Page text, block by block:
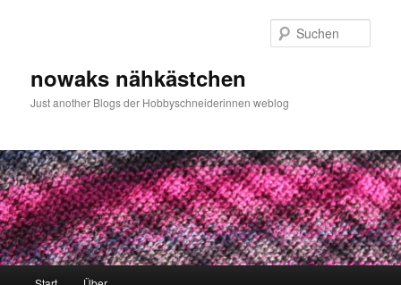
nowaks nähkästchen
Just another Blogs der Hobbyschneiderinnen weblog